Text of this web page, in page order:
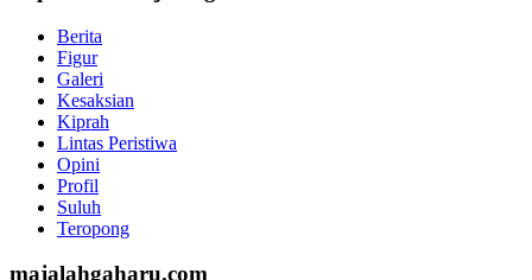
Berita
Figur
Galeri
Kesaksian
Kiprah
Lintas Peristiwa
Opini
Profil
Suluh
Teropong
majalahgaharu.com